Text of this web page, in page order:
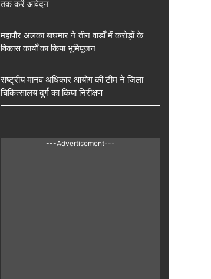
तक करें आवेदन
महापौर अलका बाघमार ने तीन वार्डों में करोड़ों के
विकास कार्यों का किया भूमिपूजन
राष्ट्रीय मानव अधिकार आयोग की टीम ने जिला
चिकित्सालय दुर्ग का किया निरीक्षण
---Advertisement---